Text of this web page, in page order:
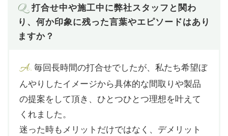
Q. 打合せ中や施工中に弊社スタッフと関わ
り、何か印象に残った言葉やエピソードはあり
ますか？
A. 毎回長時間の打合せでしたが、私たち希望ぼ
んやりしたイメージから具体的な間取りや製品
の提案をして頂き、ひとつひとつ理想を叶えて
くれました。
迷った時もメリットだけではなく、デメリット